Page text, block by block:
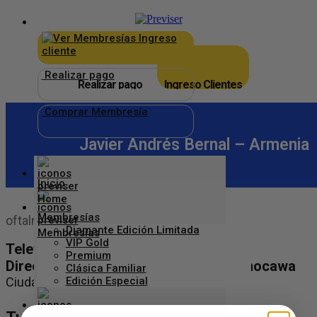
Ingreso
cliente
Realizar pago
Comprar Membresía
Inicio
Membresías
Diamante Edición Limitada
VIP Gold
Premium
Clásica Familiar
Edición Especial
Realizar pago Ingreso Clientes
Javier Andrés Bernal – Armenia
oftalmólogo retinologo
Telefono: 3225812509
Dirección: cr 14 9 norte 16 cons 531 mocawa
Ciudad: Armenia